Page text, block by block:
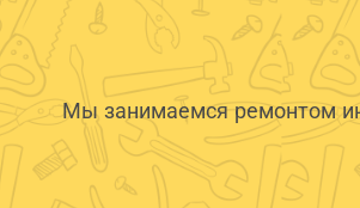
Мы занимаемся ремонтом